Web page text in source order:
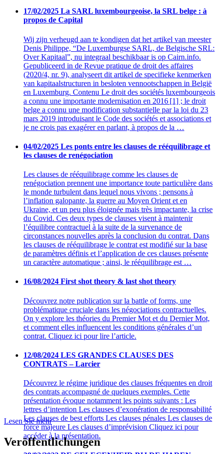
17/02/2025 La SARL luxembourgeoise, la SRL belge : à
propos de Capital
Wij zijn verheugd aan te kondigen dat het artikel van meester
Denis Philippe, “De Luxemburgse SARL, de Belgische SRL:
Over Kapitaal”, nu integraal beschikbaar is op Cairn.info.
Gepubliceerd in de Revue pratique de droit des affaires
(2020/4, nr. 9), analyseert dit artikel de specifieke kenmerken
van kapitaalstructuren in besloten vennootschappen in België
en Luxemburg. Contenu Le droit des sociétés luxembourgeois
a connu une importante modernisation en 2016 [1] ; le droit
belge a connu une modification substantielle par la loi du 23
mars 2019 introduisant le Code des sociétés et associations et
je ne crois pas exagérer en parlant, à propos de la …
04/02/2025 Les ponts entre les clauses de rééquilibrage et
les clauses de renégociation
Les clauses de rééquilibrage comme les clauses de
renégociation prennent une importance toute particulière dans
le monde turbulent dans lequel nous vivons ; pensons à
l’inflation galopante, la guerre au Moyen Orient et en
Ukraine, et un peu plus éloignée mais très impactante, la crise
du Covid. Ces deux types de clauses visent à maintenir
l’équilibre contractuel à la suite de la survenance de
circonstances nouvelles après la conclusion du contrat. Dans
les clauses de rééquilibrage le contrat est modifié sur la base
de paramètres définis et l’application de ces clauses présente
un caractère automatique ; ainsi, le rééquilibrage est …
16/08/2024 First shot theory & last shot theory
Découvrez notre publication sur la battle of forms, une
problématique cruciale dans les négociations contractuelles.
On y explore les théories du Premier Mot et du Dernier Mot,
et comment elles influencent les conditions générales d’un
contrat. Cliquez ici pour lire l’article.
12/08/2024 LES GRANDES CLAUSES DES
CONTRATS – Larcier
Découvrez le régime juridique des clauses fréquentes en droit
des contrats accompagné de quelques exemples. Cette
présentation évoque notamment les points suivants : Les
lettres d’intention Les clauses d’exonération de responsabilité
Les clauses de best efforts Les clauses pénales Les clauses de
force majeure Les clauses d’imprévision Cliquez ici pour
accéder à la présentation.
Lesen Sie mehr
Veröffentlichungen